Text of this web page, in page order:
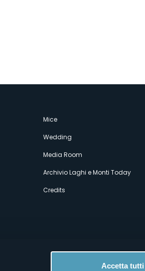
Accetta tutti
Mice
Wedding
Media Room
Archivio Laghi e Monti Today
Credits